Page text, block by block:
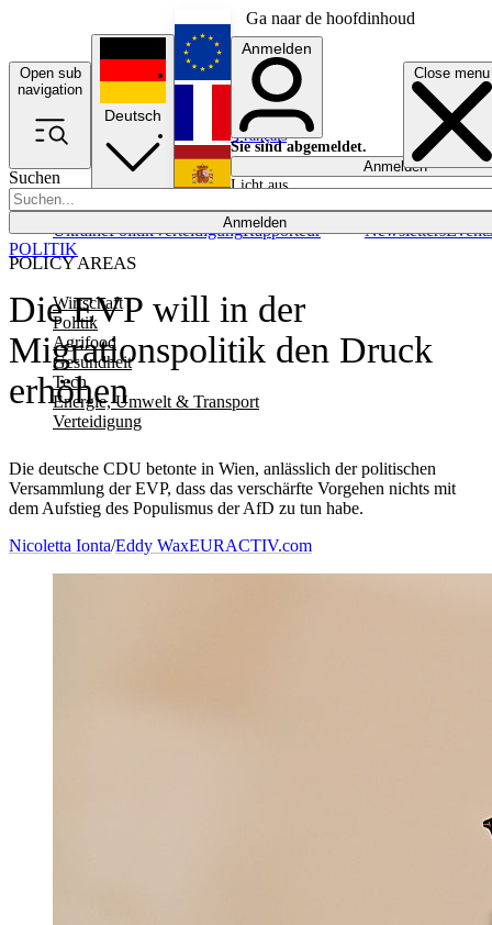
Ga naar de hoofdinhoud
Open sub
navigation
Close menu
Suchen
Anmelden
POLICY AREAS
Wirtschaft
Politik
Agrifood
Gesundheit
Tech
Energie, Umwelt & Transport
Verteidigung
UkrainePolitikVerteidigungRapporteur NewslettersEvents
Deutsch
English
Français
Anmelden
Sie sind abgemeldet.
Anmelden
Licht aus
Die EVP will in der
Migrationspolitik den Druck
erhöhen
Die deutsche CDU betonte in Wien, anlässlich der politischen
Versammlung der EVP, dass das verschärfte Vorgehen nichts mit
dem Aufstieg des Populismus der AfD zu tun habe.
POLITIK
Nicoletta Ionta/Eddy WaxEURACTIV.com